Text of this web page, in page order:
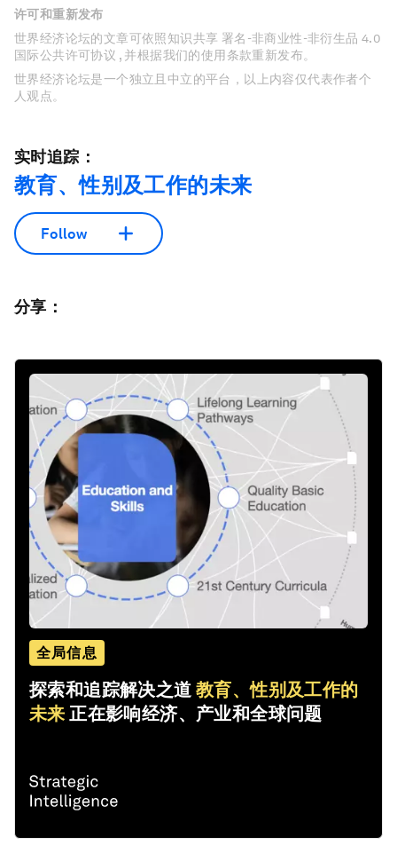
许可和重新发布
世界经济论坛的文章可依照知识共享 署名-非商业性-非衍生品 4.0
国际公共许可协议 , 并根据我们的使用条款重新发布。
世界经济论坛是一个独立且中立的平台，以上内容仅代表作者个
人观点。
实时追踪：
教育、性别及工作的未来
Follow
分享：
全局信息
探索和追踪解决之道教育、性别及工作的
未来 正在影响经济、产业和全球问题